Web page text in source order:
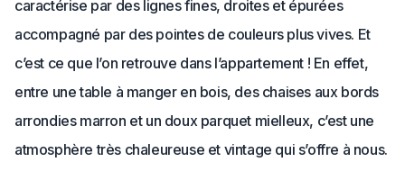
caractérise par des lignes fines, droites et épurées
accompagné par des pointes de couleurs plus vives. Et
c’est ce que l’on retrouve dans l’appartement ! En effet,
entre une table à manger en bois, des chaises aux bords
arrondies marron et un doux parquet mielleux, c’est une
atmosphère très chaleureuse et vintage qui s’offre à nous.